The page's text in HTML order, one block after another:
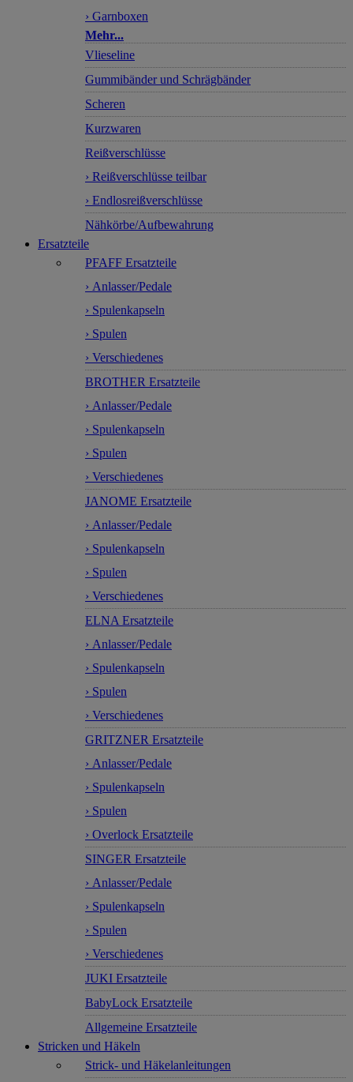
› Garnboxen
Mehr...
Vlieseline
Gummibänder und Schrägbänder
Scheren
Kurzwaren
Reißverschlüsse
› Reißverschlüsse teilbar
› Endlosreißverschlüsse
Nähkörbe/Aufbewahrung
Ersatzteile
PFAFF Ersatzteile
› Anlasser/Pedale
› Spulenkapseln
› Spulen
› Verschiedenes
BROTHER Ersatzteile
› Anlasser/Pedale
› Spulenkapseln
› Spulen
› Verschiedenes
JANOME Ersatzteile
› Anlasser/Pedale
› Spulenkapseln
› Spulen
› Verschiedenes
ELNA Ersatzteile
› Anlasser/Pedale
› Spulenkapseln
› Spulen
› Verschiedenes
GRITZNER Ersatzteile
› Anlasser/Pedale
› Spulenkapseln
› Spulen
› Overlock Ersatzteile
SINGER Ersatzteile
› Anlasser/Pedale
› Spulenkapseln
› Spulen
› Verschiedenes
JUKI Ersatzteile
BabyLock Ersatzteile
Allgemeine Ersatzteile
Stricken und Häkeln
Strick- und Häkelanleitungen